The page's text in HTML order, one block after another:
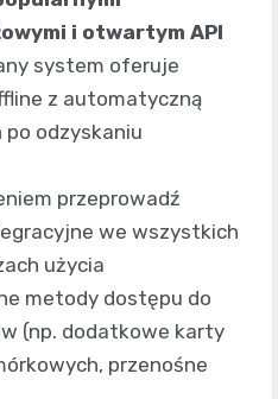
i otwartym API
system oferuje
z automatyczną
po odzyskaniu
przeprowadź
we wszystkich
użycia
metody dostępu do
(np. dodatkowe karty
przenośne